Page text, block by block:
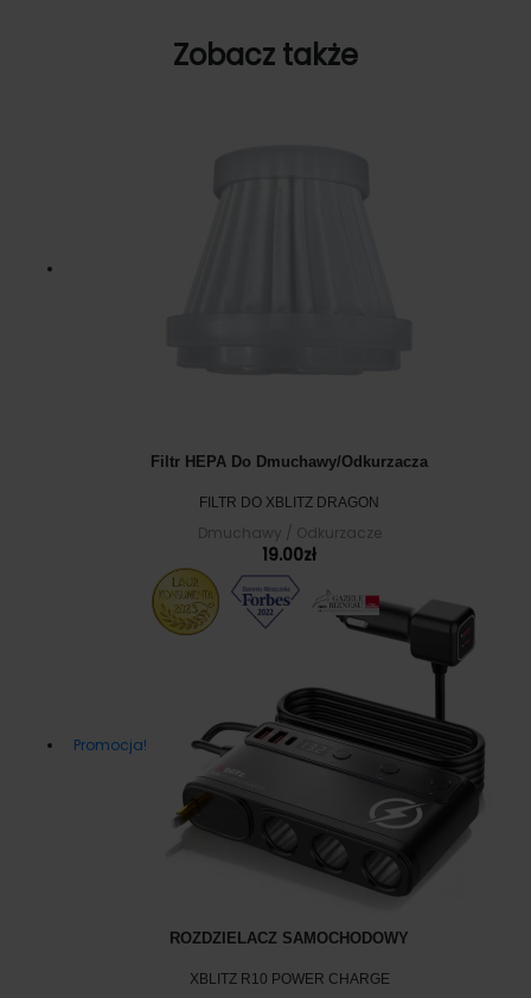
Zobacz także
Filtr HEPA Do Dmuchawy/odkurzacza
FILTR DO XBLITZ DRAGON
Dmuchawy / Odkurzacze
19.00zł
Promocja!
ROZDZIELACZ SAMOCHODOWY
XBLITZ R10 POWER CHARGE